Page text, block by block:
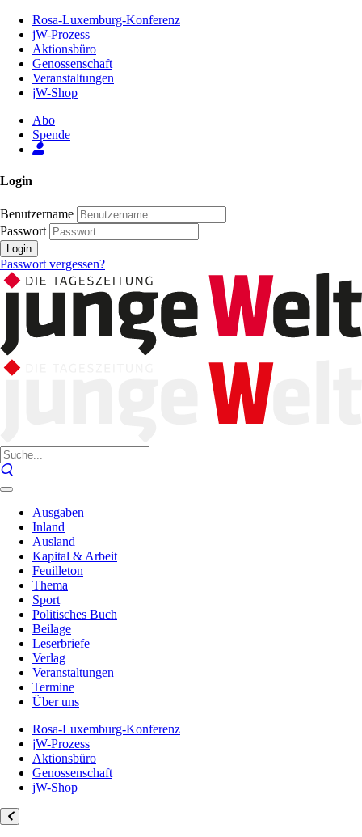
Inhalt
Seite
Rosa-Luxemburg-Konferenz
jW-Prozess
Aktionsbüro
Genossenschaft
Veranstaltungen
jW-Shop
Abo
Spende
Login
Benutzername
Passwort
Login
Passwort vergessen?
Ausgaben
Inland
Ausland
Kapital & Arbeit
Feuilleton
Thema
Sport
Politisches Buch
Beilage
Leserbriefe
Verlag
Veranstaltungen
Termine
Über uns
Rosa-Luxemburg-Konferenz
jW-Prozess
Aktionsbüro
Genossenschaft
jW-Shop